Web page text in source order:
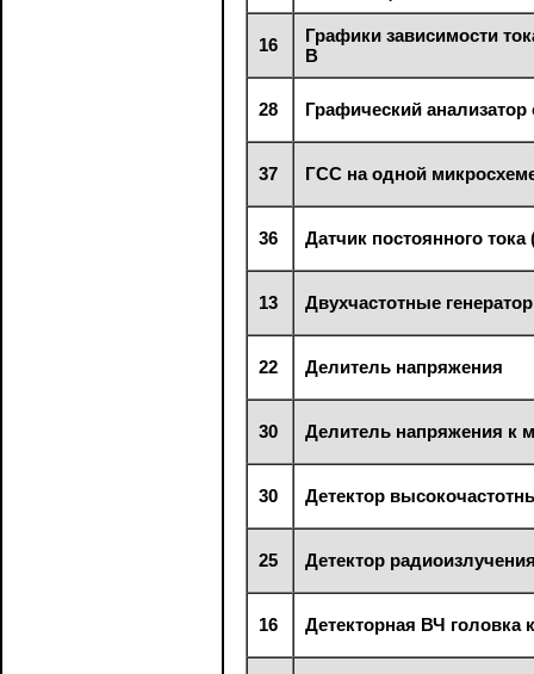
16
Графики зависимости
В
28 Графический анализатор
37 ГСС на одной
36 Датчик постоянного
13 Двухчастотные
22 Делитель напряжения
30 Делитель напряжения к
30 Детектор
25 Детектор
16 Детекторная ВЧ